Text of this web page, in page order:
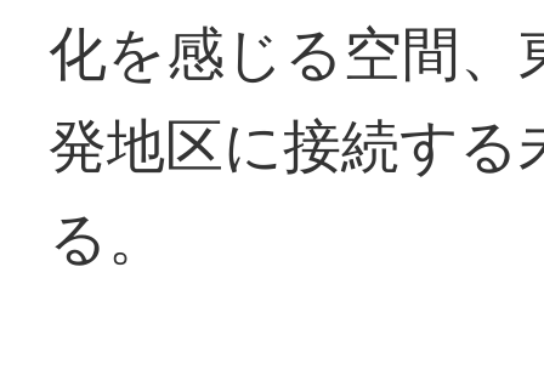
化を感じる空間、
発地区に接続す
る。